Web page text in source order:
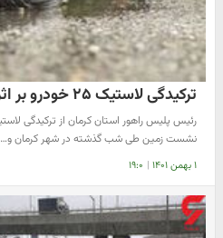
ترکیدگی لاستیک ۲۵ خودرو بر اثر نشست زمین در کرمان
نشست زمین طی شب گذشته در شهر کرمان و…
۱ بهمن ۱۴۰۱ | ۱۹:۰